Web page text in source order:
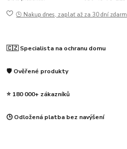
🕒 Nakup dnes, zaplať až za 30 dní
🇨🇿 Specialista na ochranu domu
🛡️ Ověřené produkty
⭐ 180 000+ zákazníků
🕒 Odložená platba bez navýšení